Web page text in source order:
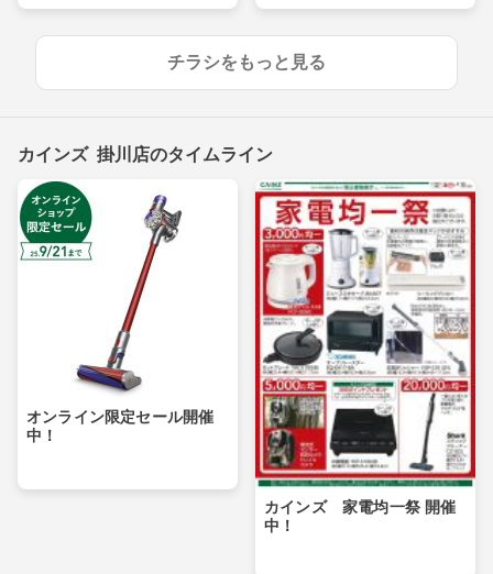
チラシをもっと見る
カインズ 掛川店のタイムライン
オンライン限定セール開催
中！
カインズ 家電均一祭 開催
中！